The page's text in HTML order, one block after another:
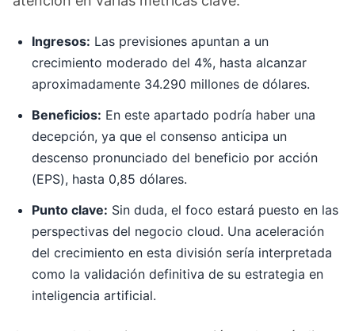
Ingresos: Las previsiones apuntan a un
crecimiento moderado del 4%, hasta alcanzar
aproximadamente 34.290 millones de dólares.
Beneficios: En este apartado podría haber una
decepción, ya que el consenso anticipa un
descenso pronunciado del beneficio por acción
(EPS), hasta 0,85 dólares.
Punto clave: Sin duda, el foco estará puesto en las
perspectivas del negocio cloud. Una aceleración
del crecimiento en esta división sería interpretada
como la validación definitiva de su estrategia en
inteligencia artificial.